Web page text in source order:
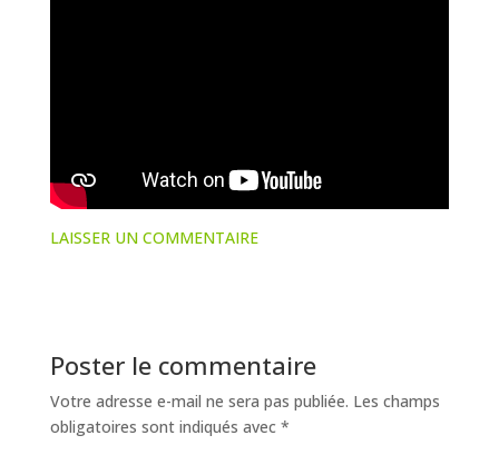
LAISSER UN COMMENTAIRE
Poster le commentaire
Votre adresse e-mail ne sera pas publiée. Les champs
obligatoires sont indiqués avec *